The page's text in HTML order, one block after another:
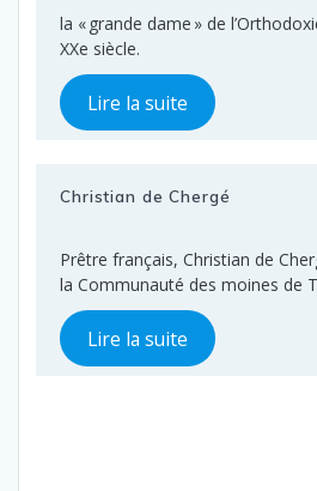
la « grande dame » de
XXe siècle.
Lire la suite
Christian de Chergé
Prêtre français, Christian de
la Communauté des moines de
Lire la suite